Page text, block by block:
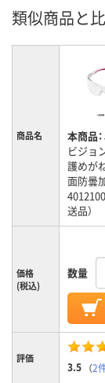
類似商品と
商品名 本商品：
ビジョ
護めが
面防曇
送品）
価格
(税込)
数量
評価
3.5 （2